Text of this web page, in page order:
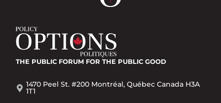
THE PUBLIC FORUM FOR THE PUBLIC GOOD
1470 Peel St. #200 Montréal, Québec Canada H3A
1T1